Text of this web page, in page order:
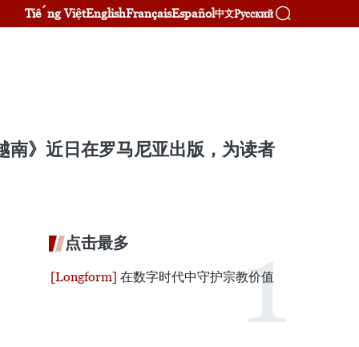
Tiếng ViệtEnglishFrançaisEspañol中文Русский
南》近日在罗马尼亚出版，为读者
点击最多
在数字时代中守护宗教价值